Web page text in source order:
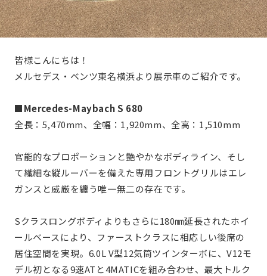
皆様こんにちは！
メルセデス・ベンツ東名横浜より展示車のご紹介です。
■Mercedes-Maybach S 680
全長：5,470mm、全幅：1,920mm、全高：1,510mm
官能的なプロポーションと艶やかなボディライン、そし
て繊細な縦ルーバーを備えた専用フロントグリルはエレ
ガンスと威厳を纏う唯一無二の存在です。
Sクラスロングボディよりもさらに180㎜延長されたホイ
ールベースにより、ファーストクラスに相応しい後席の
居住空間を実現。6.0L V型12気筒ツインターボに、V12モ
デル初となる9速ATと4MATICを組み合わせ、最大トルク